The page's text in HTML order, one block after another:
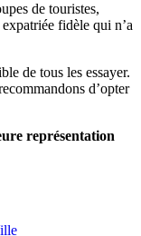
de touristes,
fidèle qui n’a
de tous les essayer.
d’opter
représentation